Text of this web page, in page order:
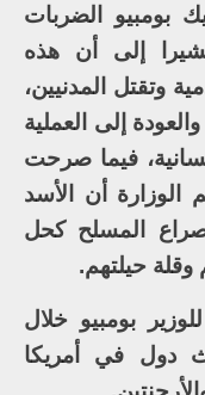
بومبيو الضربات
إلى أن هذه
وتقتل المدنيين،
إلى العملية
فيما صرحت
الوزارة أن الأسد
المسلح كحل
حيلتهم.
بومبيو خلال
دول في أمريكا